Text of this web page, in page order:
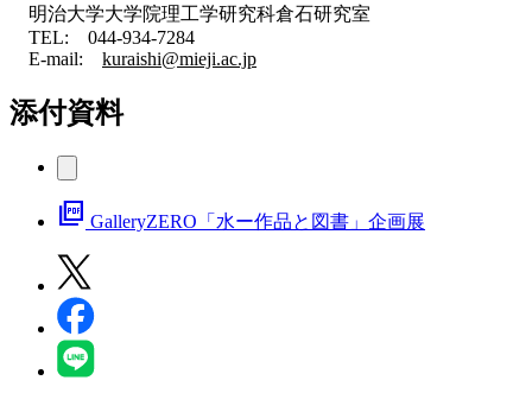
明治大学大学院理工学研究科倉石研究室
TEL: 044-934-7284
E-mail: kuraishi@mieji.ac.jp
添付資料
picture_as_pdf GalleryZERO「水ー作品と図書」企画展